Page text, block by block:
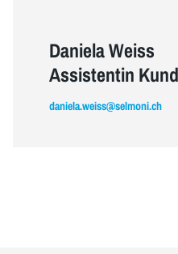
Daniela Weiss
Assistentin
daniela.weiss@selmoni.ch